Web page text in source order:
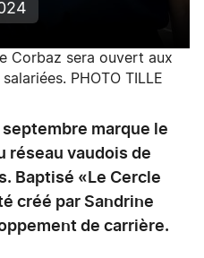
Corbaz sera ouvert aux
PHOTO TILLE
septembre marque le
réseau vaudois de
Baptisé «Le Cercle
créé par Sandrine
de carrière.